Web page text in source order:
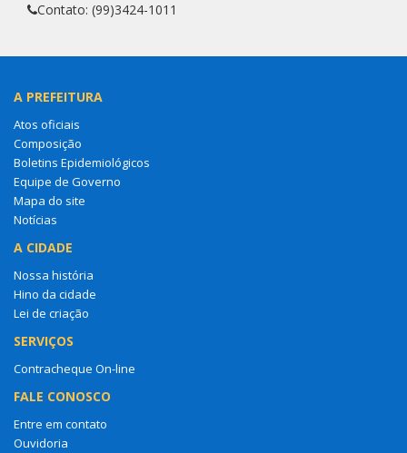
Contato: (99)3424-1011
A PREFEITURA
Atos oficiais
Composição
Boletins Epidemiológicos
Equipe de Governo
Mapa do site
Notícias
A CIDADE
Nossa história
Hino da cidade
Lei de criação
SERVIÇOS
Contracheque On-line
FALE CONOSCO
Entre em contato
Ouvidoria